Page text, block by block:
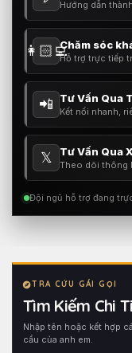
Hướng dẫn
👩🏻‍💻Chăm sóc
Hỗ trợ trực tiếp
📲 Tư Vấn Qua
Kết nối nhanh,
𝕏 Tư Vấn Qua X
Theo dõi thông
Đội ngũ hỗ trợ đang
TRA CỨU GÁI GỌI
Tìm Kiếm Chi
Nhập tên hoặc kết hợp
cầu của anh em.